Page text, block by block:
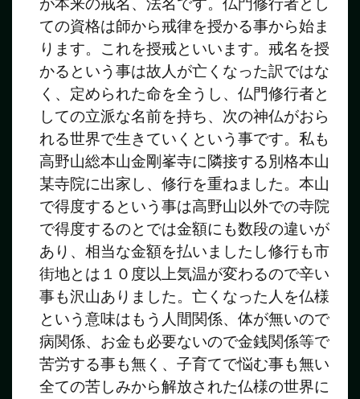
が本来の戒名、法名です。仏門修行者とし
ての資格は師から戒律を授かる事から始ま
ります。これを授戒といいます。戒名を授
かるという事は故人が亡くなった訳ではな
く、定められた命を全うし、仏門修行者と
しての立派な名前を持ち、次の神仏がおら
れる世界で生きていくという事です。私も
高野山総本山金剛峯寺に隣接する別格本山
某寺院に出家し、修行を重ねました。本山
で得度するという事は高野山以外での寺院
で得度するのとでは金額にも数段の違いが
あり、相当な金額を払いましたし修行も市
街地とは１０度以上気温が変わるので辛い
事も沢山ありました。亡くなった人を仏様
という意味はもう人間関係、体が無いので
病関係、お金も必要ないので金銭関係等で
苦労する事も無く、子育てで悩む事も無い
全ての苦しみから解放された仏様の世界に